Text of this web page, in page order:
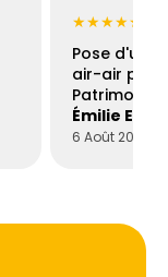
★★★★★
Pose d'une
air-air par
Patrimoine
Émilie
6 Août 2026